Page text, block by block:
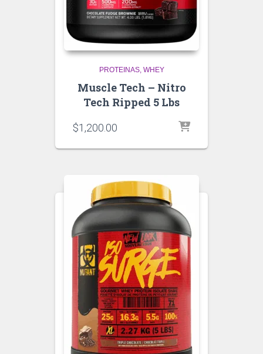
PROTEINAS WHEY
Muscle Tech – Nitro
Tech Ripped 5 Lbs
$1,200.00